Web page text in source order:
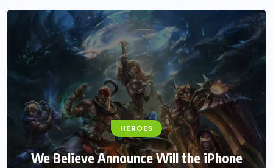
HEROES
Assassin’s Creed Clip Swiss as State